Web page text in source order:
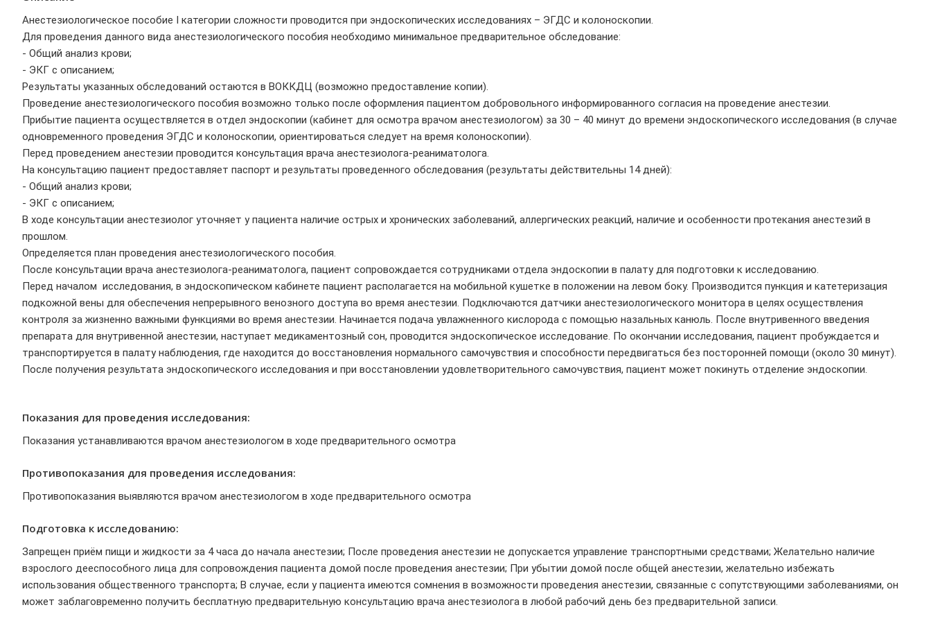
Анестезиологическое пособие I категории сложности проводится при эндоскопических исследованиях – ЭГДС и колоноскопии.
Для проведения данного вида анестезиологического пособия необходимо минимальное предварительное обследование:
- Общий анализ крови;
- ЭКГ с описанием;
Результаты указанных обследований остаются в ВОККДЦ (возможно предоставление копии).
Проведение анестезиологического пособия возможно только после оформления пациентом добровольного информированного согласия на проведение анестезии.
Прибытие пациента осуществляется в отдел эндоскопии (кабинет для осмотра врачом анестезиологом) за 30 – 40 минут до времени эндоскопического исследования (в случае
одновременного проведения ЭГДС и колоноскопии, ориентироваться следует на время колоноскопии).
Перед проведением анестезии проводится консультация врача анестезиолога-реаниматолога.
На консультацию пациент предоставляет паспорт и результаты проведенного обследования (результаты действительны 14 дней):
- Общий анализ крови;
- ЭКГ с описанием;
В ходе консультации анестезиолог уточняет у пациента наличие острых и хронических заболеваний, аллергических реакций, наличие и особенности протекания анестезий в
прошлом.
Определяется план проведения анестезиологического пособия.
После консультации врача анестезиолога-реаниматолога, пациент сопровождается сотрудниками отдела эндоскопии в палату для подготовки к исследованию.
Перед началом исследования, в эндоскопическом кабинете пациент располагается на мобильной кушетке в положении на левом боку. Производится пункция и катетеризация
подкожной вены для обеспечения непрерывного венозного доступа во время анестезии. Подключаются датчики анестезиологического монитора в целях осуществления
контроля за жизненно важными функциями во время анестезии. Начинается подача увлажненного кислорода с помощью назальных канюль. После внутривенного введения
препарата для внутривенной анестезии, наступает медикаментозный сон, проводится эндоскопическое исследование. По окончании исследования, пациент пробуждается и
транспортируется в палату наблюдения, где находится до восстановления нормального самочувствия и способности передвигаться без посторонней помощи (около 30 минут).
После получения результата эндоскопического исследования и при восстановлении удовлетворительного самочувствия, пациент может покинуть отделение эндоскопии.
Показания для проведения исследования:
Показания устанавливаются врачом анестезиологом в ходе предварительного осмотра
Противопоказания для проведения исследования:
Противопоказания выявляются врачом анестезиологом в ходе предварительного осмотра
Подготовка к исследованию:
Запрещен приём пищи и жидкости за 4 часа до начала анестезии; После проведения анестезии не допускается управление транспортными средствами; Желательно наличие
взрослого дееспособного лица для сопровождения пациента домой после проведения анестезии; При убытии домой после общей анестезии, желательно избежать
использования общественного транспорта; В случае, если у пациента имеются сомнения в возможности проведения анестезии, связанные с сопутствующими заболеваниями, он
может заблаговременно получить бесплатную предварительную консультацию врача анестезиолога в любой рабочий день без предварительной записи.